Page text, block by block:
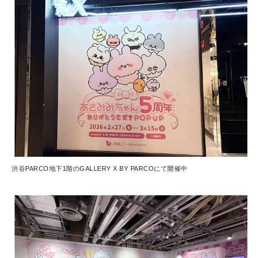
渋谷PARCO地下1階のGALLERY X BY PARCOにて開催中